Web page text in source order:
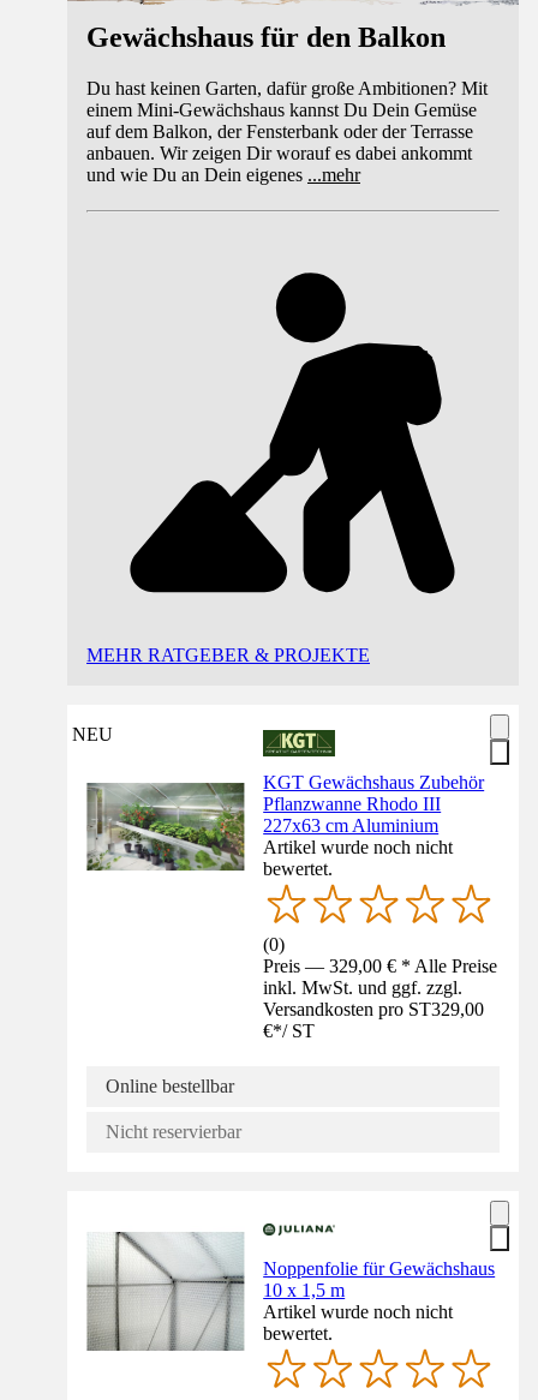
Gewächshaus für den Balkon
Du hast keinen Garten, dafür große Ambitionen? Mit
einem Mini-Gewächshaus kannst Du Dein Gemüse
auf dem Balkon, der Fensterbank oder der Terrasse
anbauen. Wir zeigen Dir worauf es dabei ankommt
und wie Du an Dein eigenes ...mehr
MEHR RATGEBER & PROJEKTE
NEU
KGT Gewächshaus Zubehör
Pflanzwanne Rhodo III
227x63 cm Aluminium
Artikel wurde noch nicht
bewertet.
(0)
Preis — 329,00 € * Alle Preise
inkl. MwSt. und ggf. zzgl.
Versandkosten pro ST329,00
€*/ ST
Online bestellbar
Nicht reservierbar
Noppenfolie für Gewächshaus
10 x 1,5 m
Artikel wurde noch nicht
bewertet.